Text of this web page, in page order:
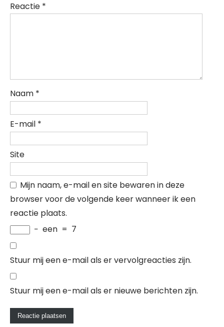
Reactie *
Naam *
E-mail *
Site
Mijn naam, e-mail en site bewaren in deze
browser voor de volgende keer wanneer ik een
reactie plaats.
− een = 7
Stuur mij een e-mail als er vervolgreacties zijn.
Stuur mij een e-mail als er nieuwe berichten zijn.